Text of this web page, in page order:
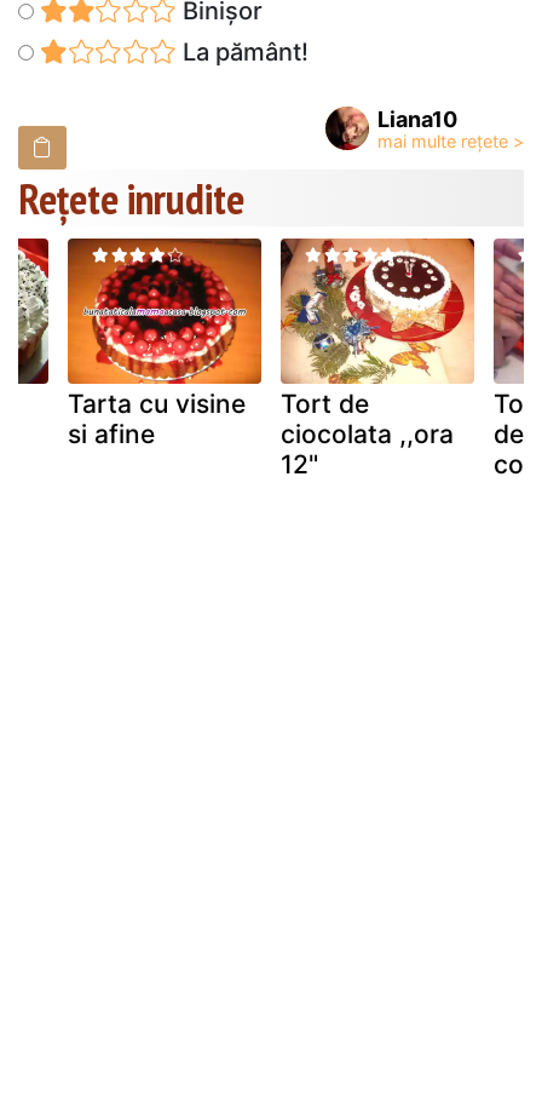
Binișor
La pământ!
Liana10
Rețete inrudite
Tarta cu visine
si afine
Tort de
ciocolata ,,ora
12"